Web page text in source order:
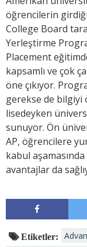
öğrencilerin girdiği
College Board
Yerleştirme
Placement
kapsamlı ve çok
öne çıkıyor.
gerekse de bilgiyi
lisedeyken
sunuyor. Ön
AP, öğrencilere
kabul
avantajlar da
Etiketler: